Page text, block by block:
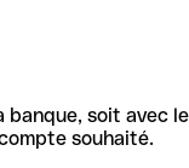
soit avec
souhaité.